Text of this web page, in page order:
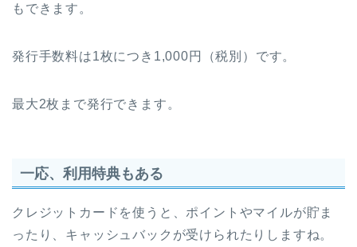
もできます。
発行手数料は1枚につき1,000円（税別）です。
最大2枚まで発行できます。
一応、利用特典もある
クレジットカードを使うと、ポイントやマイルが貯ま
ったり、キャッシュバックが受けられたりしますね。